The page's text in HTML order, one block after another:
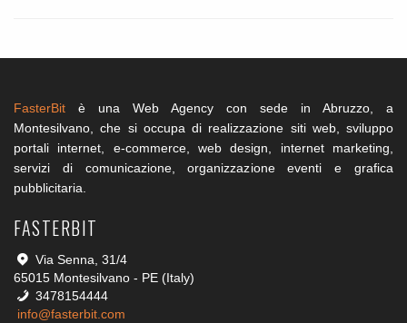
FasterBit è una Web Agency con sede in Abruzzo, a
Montesilvano, che si occupa di realizzazione siti web, sviluppo
portali internet, e-commerce, web design, internet marketing,
servizi di comunicazione, organizzazione eventi e grafica
pubblicitaria.
FASTERBIT
Via Senna, 31/4
65015 Montesilvano - PE (Italy)
3478154444
info@fasterbit.com